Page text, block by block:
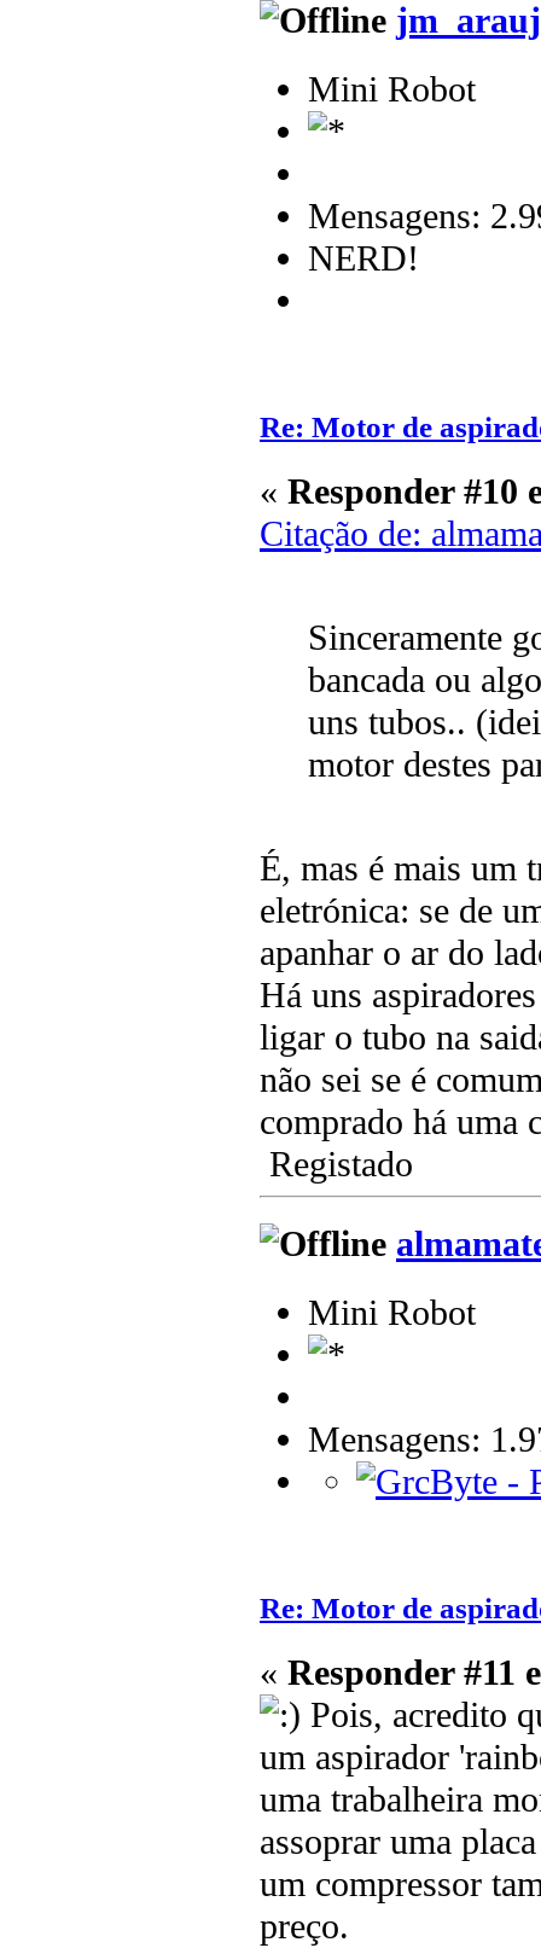
Mini Robot
Mensagens:
NERD!
Re: Motor de
« Responder #10
Citação de:
Sinceramente
bancada ou
uns tubos..
motor destes
É, mas é mais um
eletrónica: se de
apanhar o ar do
Há uns
ligar o tubo na
não sei se é
comprado há uma
Registado
Mini Robot
Mensagens:
Re: Motor de
« Responder #11
Pois, acredito
um aspirador
uma trabalheira
assoprar uma
um compressor
preço.